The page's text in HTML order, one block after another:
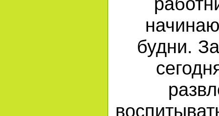
будни.